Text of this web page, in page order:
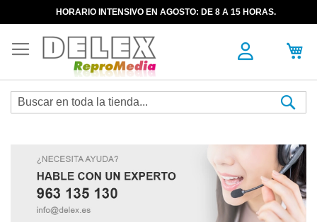
HORARIO INTENSIVO EN AGOSTO: DE 8 A 15 HORAS.